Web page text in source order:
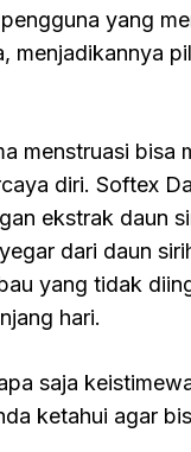
yang
menjadikannya
menstruasi bisa
diri. Softex
ekstrak daun
dari daun
yang tidak
hari.
saja
ketahui agar